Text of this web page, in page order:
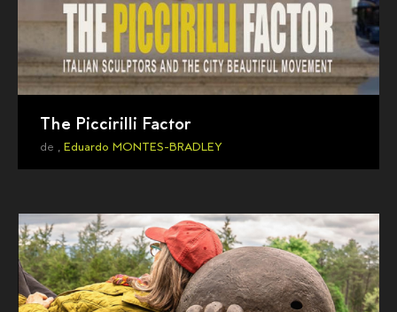
The Piccirilli Factor
de , Eduardo MONTES-BRADLEY